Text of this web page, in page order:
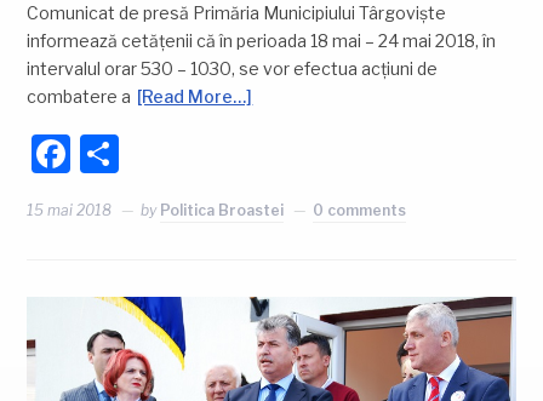
Comunicat de presă Primăria Municipiului Târgovişte
informează cetățenii că în perioada 18 mai – 24 mai 2018, în
intervalul orar 530 – 1030, se vor efectua acţiuni de
combatere a [Read More…]
Facebook
15 mai 2018 by Politica Broastei 0 comments